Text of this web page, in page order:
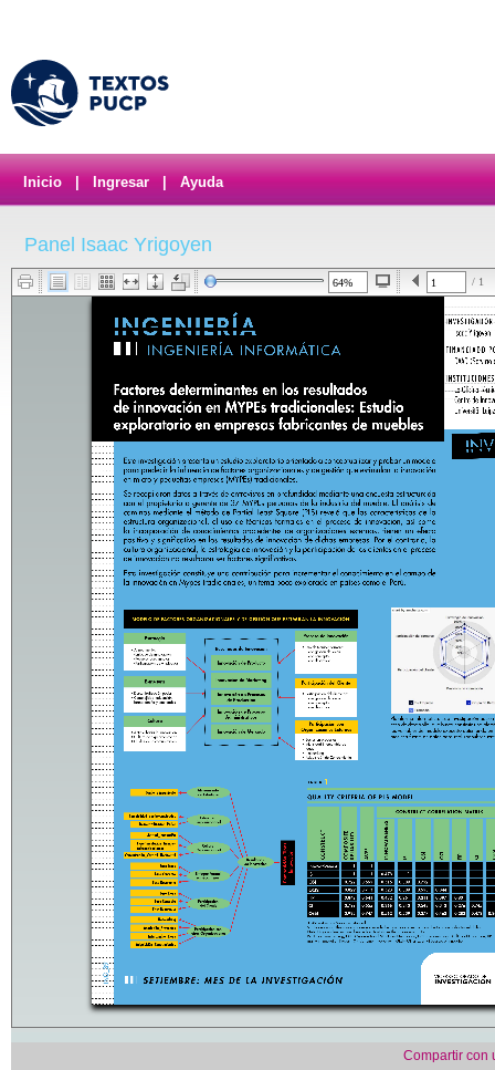
Inicio Ingresar Ayuda
Panel Isaac Yrigoyen
/ 1
Compartir con